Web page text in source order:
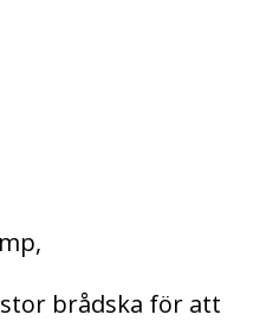
brådska för att